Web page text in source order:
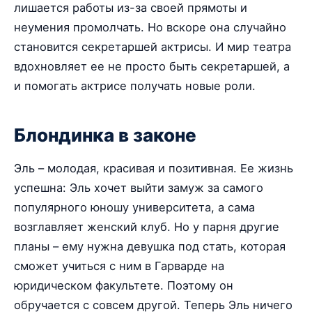
лишается работы из-за своей прямоты и
неумения промолчать. Но вскоре она случайно
становится секретаршей актрисы. И мир театра
вдохновляет ее не просто быть секретаршей, а
и помогать актрисе получать новые роли.
Блондинка в законе
Эль – молодая, красивая и позитивная. Ее жизнь
успешна: Эль хочет выйти замуж за самого
популярного юношу университета, а сама
возглавляет женский клуб. Но у парня другие
планы – ему нужна девушка под стать, которая
сможет учиться с ним в Гарварде на
юридическом факультете. Поэтому он
обручается с совсем другой. Теперь Эль ничего